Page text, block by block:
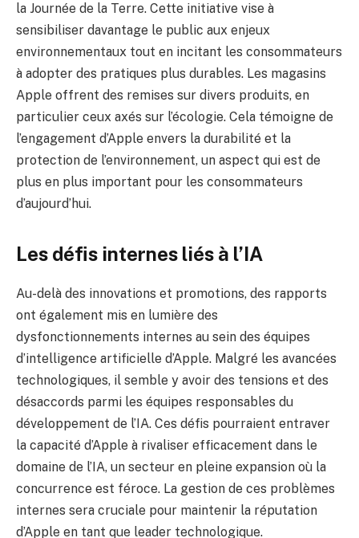
la Journée de la Terre. Cette initiative vise à
sensibiliser davantage le public aux enjeux
environnementaux tout en incitant les consommateurs
à adopter des pratiques plus durables. Les magasins
Apple offrent des remises sur divers produits, en
particulier ceux axés sur l’écologie. Cela témoigne de
l’engagement d’Apple envers la durabilité et la
protection de l’environnement, un aspect qui est de
plus en plus important pour les consommateurs
d’aujourd’hui.
Les défis internes liés à l’IA
Au-delà des innovations et promotions, des rapports
ont également mis en lumière des
dysfonctionnements internes au sein des équipes
d’intelligence artificielle d’Apple. Malgré les avancées
technologiques, il semble y avoir des tensions et des
désaccords parmi les équipes responsables du
développement de l’IA. Ces défis pourraient entraver
la capacité d’Apple à rivaliser efficacement dans le
domaine de l’IA, un secteur en pleine expansion où la
concurrence est féroce. La gestion de ces problèmes
internes sera cruciale pour maintenir la réputation
d’Apple en tant que leader technologique.